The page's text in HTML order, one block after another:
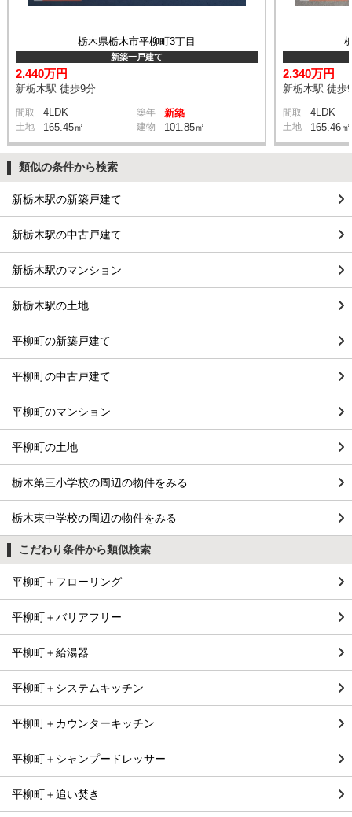
栃木県栃木市平柳町3丁目
新築一戸建て
2,440万円
新栃木駅 徒歩9分
間取 4LDK 築年 新築
土地 165.45㎡ 建物 101.85㎡
2,340万円
新栃木駅 徒歩
間取 4LDK
土地 165.46㎡
類似の条件から検索
新栃木駅の新築戸建て
新栃木駅の中古戸建て
新栃木駅のマンション
新栃木駅の土地
平柳町の新築戸建て
平柳町の中古戸建て
平柳町のマンション
平柳町の土地
栃木第三小学校の周辺の物件をみる
栃木東中学校の周辺の物件をみる
こだわり条件から類似検索
平柳町＋フローリング
平柳町＋バリアフリー
平柳町＋給湯器
平柳町＋システムキッチン
平柳町＋カウンターキッチン
平柳町＋シャンプードレッサー
平柳町＋追い焚き